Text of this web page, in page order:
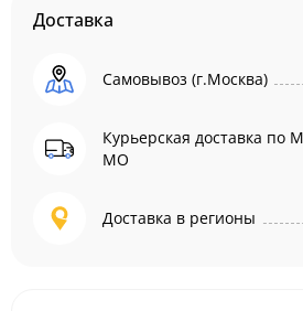
Доставка
Самовывоз (г.Москва)
Курьерская доставка по
МО
Доставка в регионы